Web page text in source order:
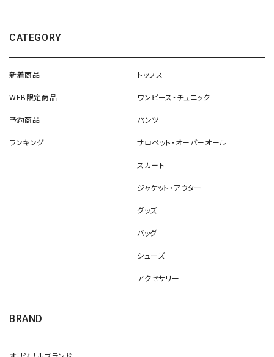
CATEGORY
新着商品
WEB限定商品
予約商品
ランキング
トップス
ワンピース・チュニック
パンツ
サロペット・オーバーオール
スカート
ジャケット・アウター
グッズ
バッグ
シューズ
アクセサリー
BRAND